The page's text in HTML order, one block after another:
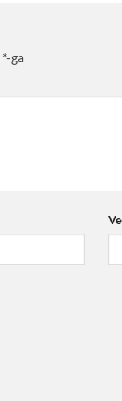
*-ga